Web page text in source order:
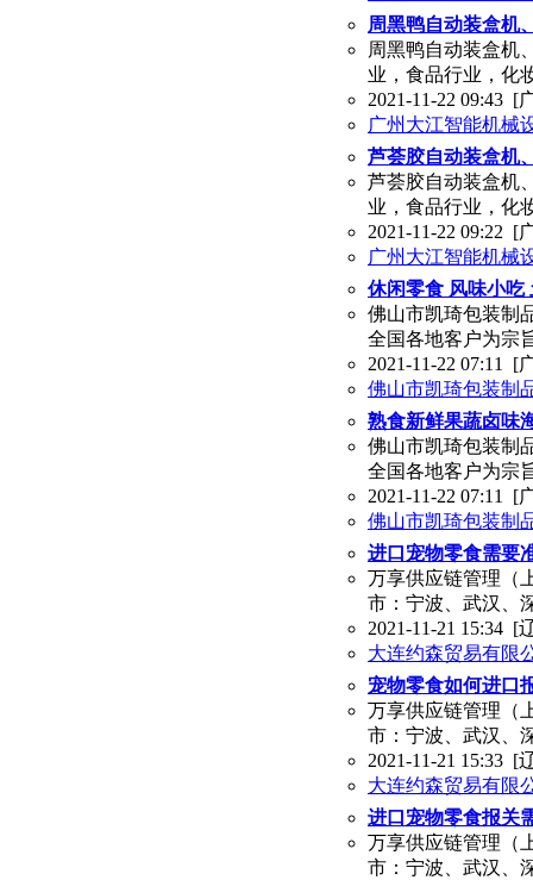
周黑鸭自动装盒机
周黑鸭自动装盒机
业，食品行业，化
2021-11-22 09:43 [
广州大江智能机械
芦荟胶自动装盒机
芦荟胶自动装盒机
业，食品行业，化
2021-11-22 09:22 [
广州大江智能机械
休闲零食 风味小吃
佛山市凯琦包装制
全国各地客户为宗
2021-11-22 07:11 [
佛山市凯琦包装制
熟食新鲜果蔬卤味
佛山市凯琦包装制
全国各地客户为宗
2021-11-22 07:11 [
佛山市凯琦包装制
进口宠物零食需要
万享供应链管理（
市：宁波、武汉、
2021-11-21 15:34 [
大连约森贸易有限
宠物零食如何进口
万享供应链管理（
市：宁波、武汉、
2021-11-21 15:33 [
大连约森贸易有限
进口宠物零食报关
万享供应链管理（
市：宁波、武汉、